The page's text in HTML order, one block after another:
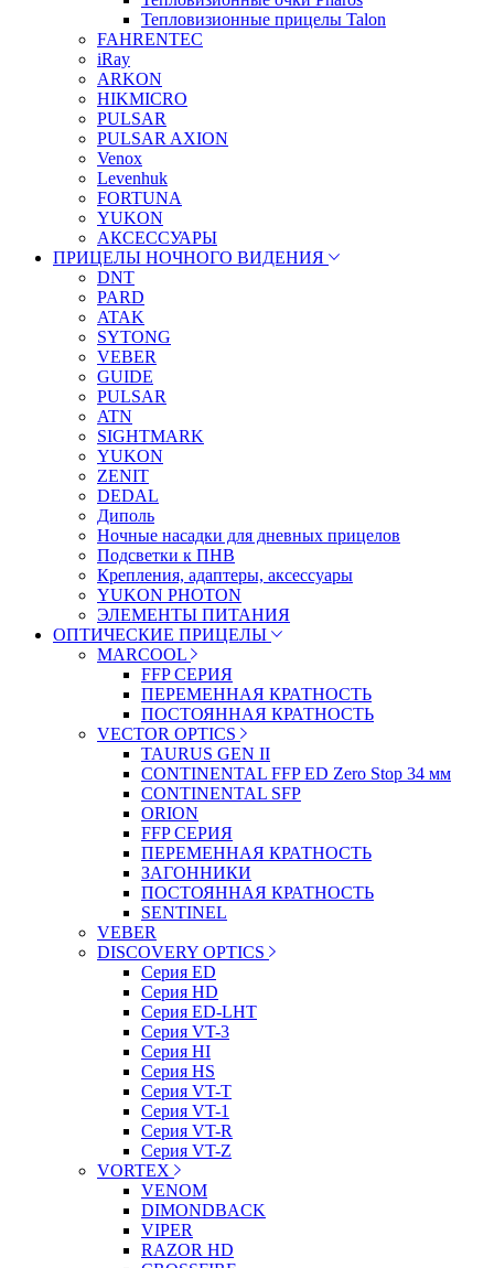
Тепловизионные прицелы Talon
FAHRENTEC
iRay
ARKON
HIKMICRO
PULSAR
PULSAR AXION
Venox
Levenhuk
FORTUNA
YUKON
АКСЕССУАРЫ
ПРИЦЕЛЫ НОЧНОГО ВИДЕНИЯ
DNT
PARD
ATAK
SYTONG
VEBER
GUIDE
PULSAR
ATN
SIGHTMARK
YUKON
ZENIT
DEDAL
Диполь
Ночные насадки для дневных прицелов
Подсветки к ПНВ
Крепления, адаптеры, аксессуары
YUKON PHOTON
ЭЛЕМЕНТЫ ПИТАНИЯ
ОПТИЧЕСКИЕ ПРИЦЕЛЫ
MARCOOL
FFP СЕРИЯ
ПЕРЕМЕННАЯ КРАТНОСТЬ
ПОСТОЯННАЯ КРАТНОСТЬ
VECTOR OPTICS
TAURUS GEN II
CONTINENTAL FFP ED Zero Stop 34 мм
CONTINENTAL SFP
ORION
FFP СЕРИЯ
ПЕРЕМЕННАЯ КРАТНОСТЬ
ЗАГОННИКИ
ПОСТОЯННАЯ КРАТНОСТЬ
SENTINEL
VEBER
DISCOVERY OPTICS
Серия ED
Серия HD
Серия ED-LHT
Серия VT-3
Серия HI
Серия HS
Серия VT-T
Серия VT-1
Серия VT-R
Серия VT-Z
VORTEX
VENOM
DIMONDBACK
VIPER
RAZOR HD